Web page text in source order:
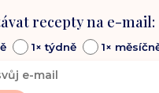
recepty na e-mail:
1× týdně 1×